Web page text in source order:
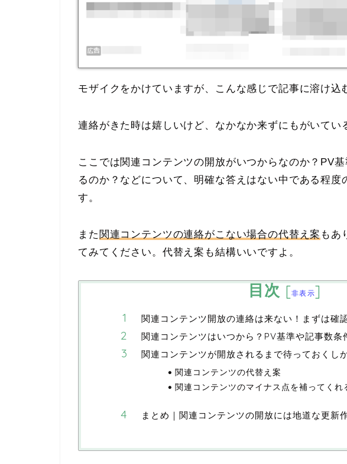
モザイクをかけていますが、こんな感じで記事に溶け込
連絡がきた時は嬉しいけど、なかなか来ずにもがいてい
ここでは関連コンテンツの開放がいつからなのか？PV
るのか？などについて、明確な答えはない中である程度
す。
また 関連コンテンツの連絡がこない場合の代替え案 もあ
てみてください。代替え案も結構いいですよ。
目次 [非表示]
関連コンテンツ開放の連絡は来ない！まずは確
関連コンテンツはいつから？PV基準や記事数条
関連コンテンツが開放されるまで待っておくし
関連コンテンツの代替え案
関連コンテンツのマイナス点を補ってくれ
まとめ｜関連コンテンツの開放には地道な更新